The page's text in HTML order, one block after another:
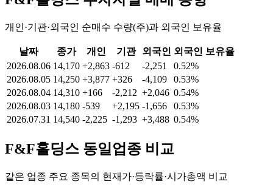
개인·기관·외국인 순매수 수량(주)과 외국인 보유율
날짜 종가 개인 기관 외국인 외국인 보유율
2026.08.06 14,170 +2,863 -612 -2,251
0.52%
2026.08.05 14,250 +3,877 +326 -4,109
0.53%
2026.08.04 14,310 +166 -2,212 +2,046 0.54%
2026.08.03 14,180 -539 +2,195 -1,656
0.53%
2026.07.31 14,540 -2,225 -1,293 +3,488 0.54%
F&F홀딩스 동일업종 비교
같은 업종 주요 종목의 현재가·등락률·시가총액 비교